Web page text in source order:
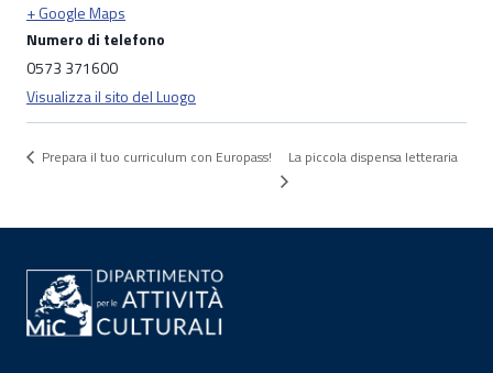
+ Google Maps
Numero di telefono
0573 371600
Visualizza il sito del Luogo
Prepara il tuo curriculum con Europass! La piccola dispensa letteraria